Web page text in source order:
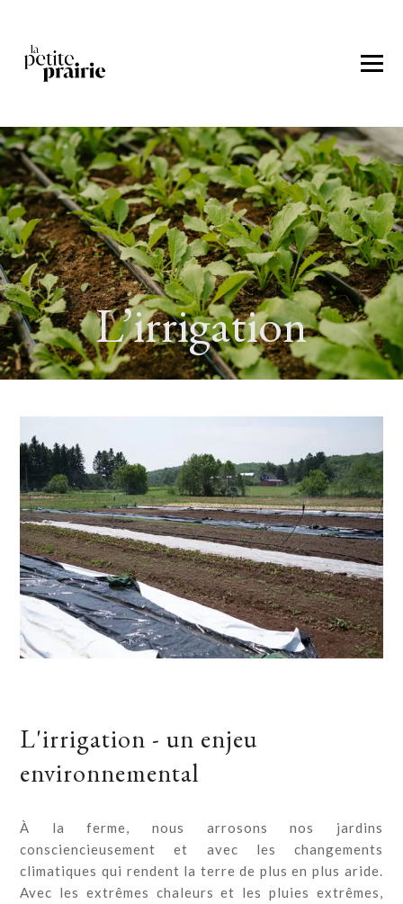
L’irrigation
L'irrigation - un enjeu
environnemental
À la ferme, nous arrosons nos jardins
consciencieusement et avec les changements
climatiques qui rendent la terre de plus en plus aride.
Avec les extrêmes chaleurs et les pluies extrêmes,